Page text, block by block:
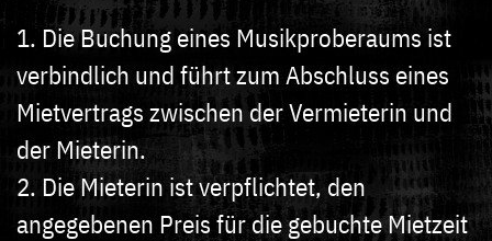
1. Die Buchung eines Musikproberaums ist
verbindlich und führt zum Abschluss eines
Mietvertrags zwischen der Vermieterin und
der Mieterin.
2. Die Mieterin ist verpflichtet, den
angegebenen Preis für die gebuchte Mietzeit